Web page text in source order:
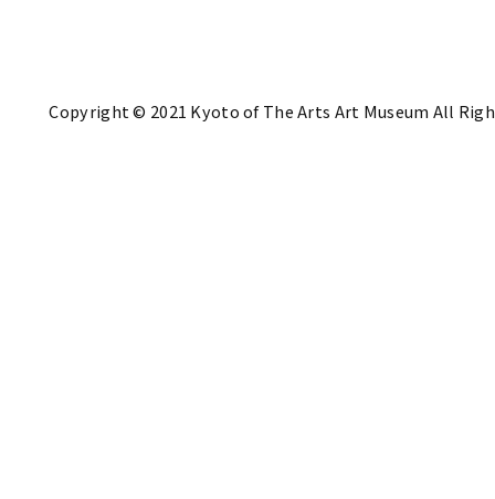
Copyright © 2021 Kyoto of The Arts Art Museum All